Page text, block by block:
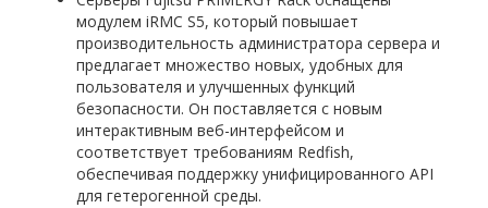
модулем iRMC S5, который повышает
производительность администратора сервера и
предлагает множество новых, удобных для
пользователя и улучшенных функций
безопасности. Он поставляется с новым
интерактивным веб-интерфейсом и
соответствует требованиям Redfish,
обеспечивая поддержку унифицированного API
для гетерогенной среды.